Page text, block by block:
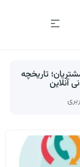
تاریخچه
آنلاین